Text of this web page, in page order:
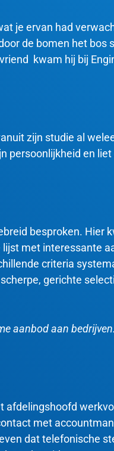
je ervan had
de bomen het bos
kwam hij bij
zijn studie al
persoonlijkheid en
besproken. Hier
lijst met interessante
criteria
gerichte
aanbod aan
afdelingshoofd
met
dat telefonische